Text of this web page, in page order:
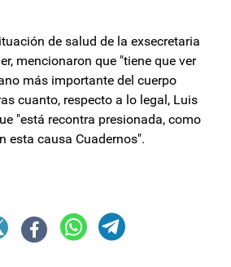
de salud de la exsecretaria
mencionaron que "tiene que ver
más importante del cuerpo
cuanto, respecto a lo legal, Luis
"está recontra presionada, como
esta causa Cuadernos".